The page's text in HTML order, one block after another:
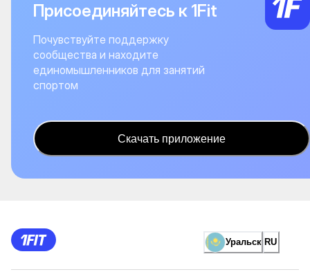
Присоединяйтесь к 1Fit
Почувствуйте поддержку
сообщества и находите
единомышленников для занятий
спортом
Скачать приложение
Уральск RU